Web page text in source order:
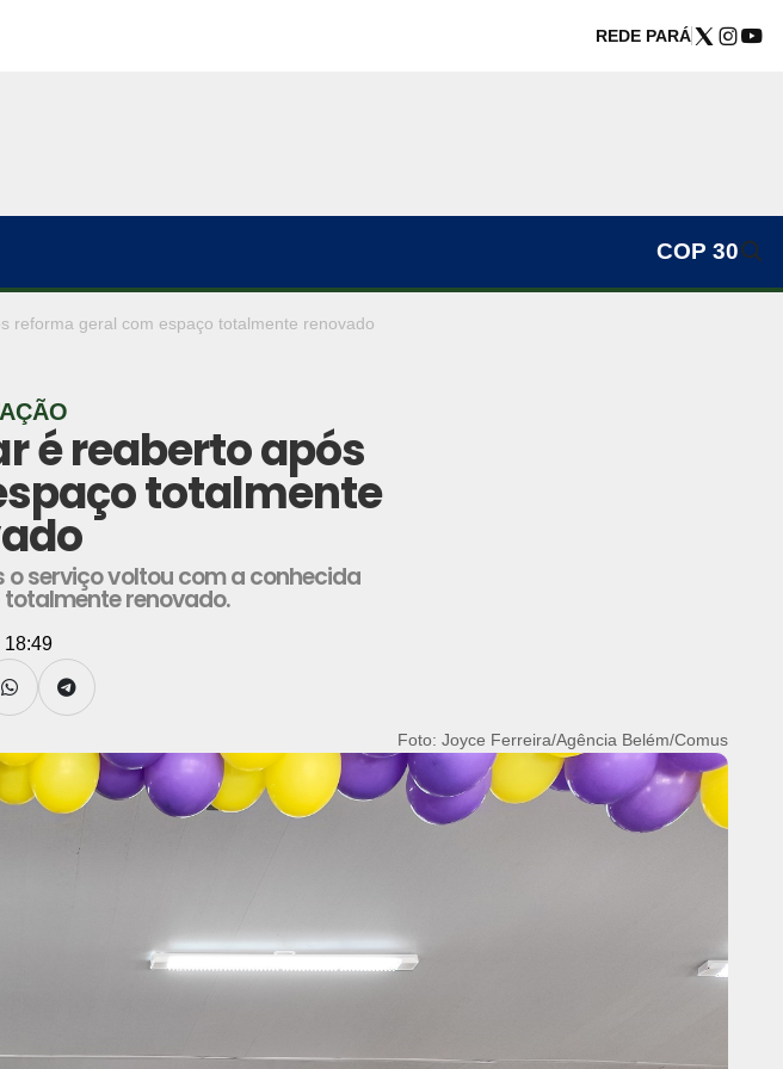
REDE PARÁ
COP 30
reforma geral com espaço totalmente renovado
é reaberto após
totalmente
serviço voltou com a conhecida
renovado.
18:49
Foto: Ascom/Banco do Povo de Belém